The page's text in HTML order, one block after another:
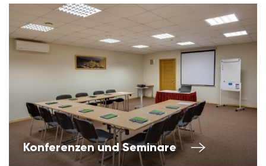
Konferenzen und Seminare